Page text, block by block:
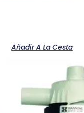
Añadir A La Cesta